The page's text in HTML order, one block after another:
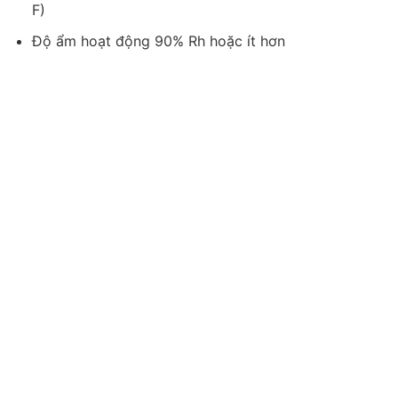
F)
Độ ẩm hoạt động 90% Rh hoặc ít hơn